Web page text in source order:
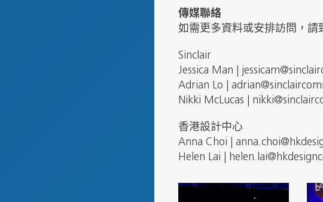
傳媒聯絡
如需更多資料或安排訪問，請
Sinclair
Jessica Man |
Adrian Lo |
Nikki McLucas |
香港設計中心
Anna Choi |
Helen Lai |